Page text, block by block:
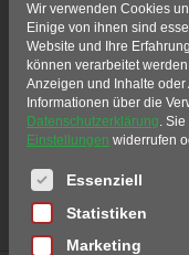
Home
Wir verwenden Cookies
Einige von ihnen sind
Website und Ihre
können verarbeitet
Anzeigen und Inhalte
Informationen über die
Datenschutzerklärung. Sie
Einstellungen widerrufen
Es folgt eine Liste
Essenziell
Statistiken
Marketing